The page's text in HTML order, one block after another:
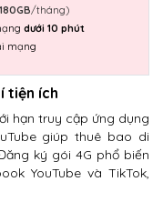
180GB/tháng)
dưới 10 phút
mạng
tiện ích
hạn truy cập ứng dụng
giúp thuê bao di
ký gói 4G phổ biến
YouTube và TikTok,